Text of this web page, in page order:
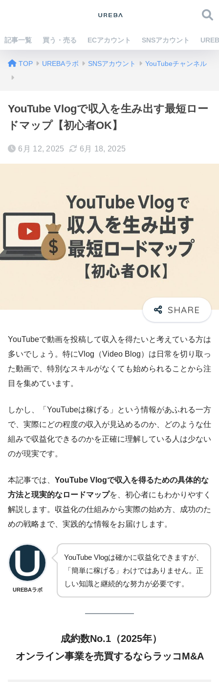
記事一覧 買う・売る ECアカウント SNSアカウント
TOP UREBAラボ SNSアカウント YouTubeチャンネル
YouTube Vlogで収入を生み出す最短ロー
ドマップ【初心者OK】
6月 12, 2025 6月 18, 2025
YouTubeで動画を投稿して収入を得たいと考えている方は
多いでしょう。特にVlog（Video Blog）は日常を切り取っ
た動画で、特別なスキルがなくても始められることから注
目を集めています。
しかし、「YouTubeは稼げる」という情報があふれる一方
で、実際にどの程度の収入が見込めるのか、どのような仕
組みで収益化できるのかを正確に理解している人は少ない
のが現実です。
本記事では、 YouTube Vlogで収入を得るための具体的な
方法と現実的なロードマップを、初心者にもわかりやすく
解説します。収益化の仕組みから実際の始め方、成功のた
めの戦略まで、実践的な情報をお届けします。
UREBAラボ
YouTube Vlogは確かに収益化できますが、
「簡単に稼げる」わけではありません。正
しい知識と継続的な努力が必要です。
成約数No.1（2025年）
オンライン事業を売買するならラッコM&A